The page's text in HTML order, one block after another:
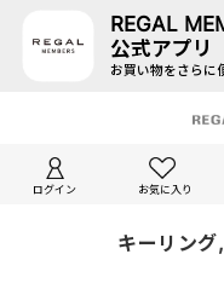
REGAL
公式アプリ
お買い物をさらに
ログイン お気に入り
キーリン